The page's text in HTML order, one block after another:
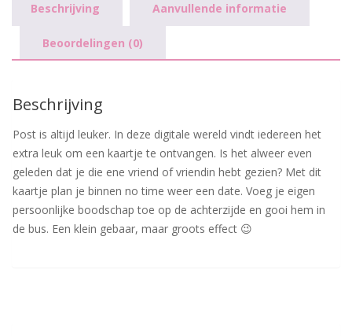
Beschrijving Aanvullende informatie
Beoordelingen (0)
Beschrijving
Post is altijd leuker. In deze digitale wereld vindt iedereen het
extra leuk om een kaartje te ontvangen. Is het alweer even
geleden dat je die ene vriend of vriendin hebt gezien? Met dit
kaartje plan je binnen no time weer een date. Voeg je eigen
persoonlijke boodschap toe op de achterzijde en gooi hem in
de bus. Een klein gebaar, maar groots effect 😉